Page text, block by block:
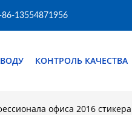
86-13554871956
КОНТРОЛЬ КАЧЕСТВА
офиса 2016